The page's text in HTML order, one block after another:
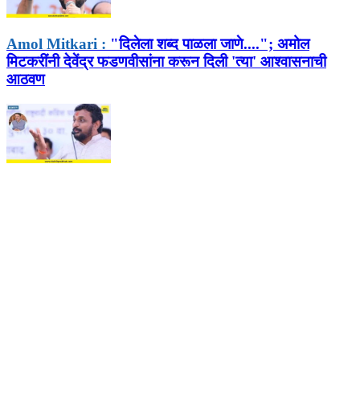
Amol Mitkari : "दिलेला शब्द पाळला जाणे...."; अमोल
मिटकरींनी देवेंद्र फडणवीसांना करून दिली 'त्या' आश्वासनाची
आठवण